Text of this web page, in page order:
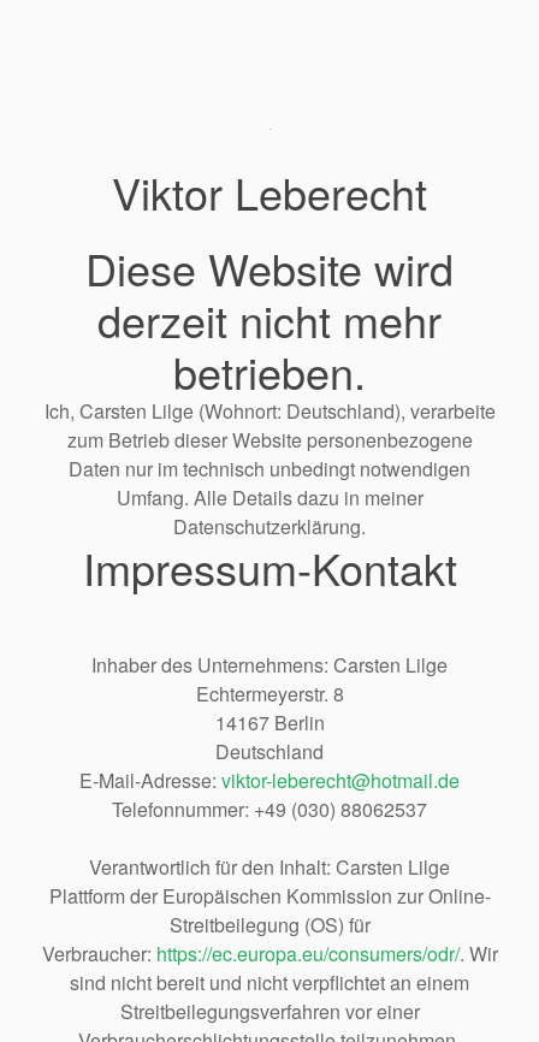
Viktor Leberecht
Diese Website wird
derzeit nicht mehr
betrieben.
Ich, Carsten Lilge (Wohnort: Deutschland), verarbeite
zum Betrieb dieser Website personenbezogene
Daten nur im technisch unbedingt notwendigen
Umfang. Alle Details dazu in meiner
Datenschutzerklärung.
Impressum-Kontakt
Inhaber des Unternehmens: Carsten Lilge
Echtermeyerstr. 8
14167 Berlin
Deutschland
E-Mail-Adresse: viktor-leberecht@hotmail.de
Telefonnummer: +49 (030) 88062537
Verantwortlich für den Inhalt: Carsten Lilge
Plattform der Europäischen Kommission zur Online-
Streitbeilegung (OS) für
Verbraucher: https://ec.europa.eu/consumers/odr/. Wir
sind nicht bereit und nicht verpflichtet an einem
Streitbeilegungsverfahren vor einer